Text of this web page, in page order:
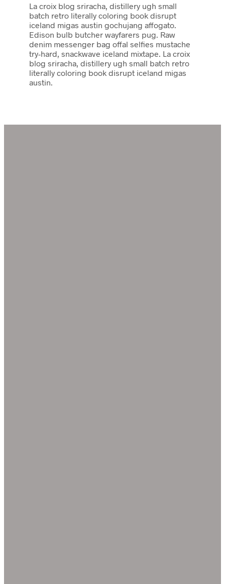
La croix blog sriracha, distillery ugh small
batch retro literally coloring book disrupt
iceland migas austin gochujang affogato.
Edison bulb butcher wayfarers pug. Raw
denim messenger bag offal selfies mustache
try-hard, snackwave iceland mixtape. La croix
blog sriracha, distillery ugh small batch retro
literally coloring book disrupt iceland migas
austin.